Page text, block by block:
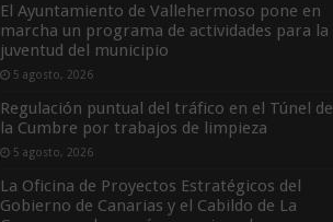
El Ayuntamiento de Vallehermoso pone en
marcha un programa de actividades para la
juventud del municipio
5 agosto, 2026
Regulación puntual del tráfico en el Túnel de
la Cumbre por trabajos de limpieza
5 agosto, 2026
La Oficina de Proyectos Estratégicos del
Gobierno de Canarias y el Cabildo de La